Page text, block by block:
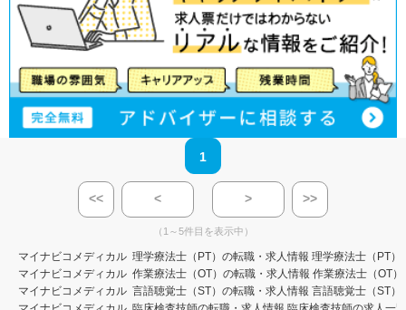
1
<< < > >>
（1～5件目を表示中）
マイナビコメディカル 理学療法士（PT）の転職・求人情報 理学療法士（PT）
マイナビコメディカル 作業療法士（OT）の転職・求人情報 作業療法士（OT
マイナビコメディカル 言語聴覚士（ST）の転職・求人情報 言語聴覚士（ST）